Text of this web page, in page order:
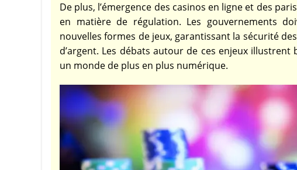
De plus, l’émergence des casinos en ligne et des
en matière de régulation. Les gouvernements
nouvelles formes de jeux, garantissant la sécurité
d’argent. Les débats autour de ces enjeux
un monde de plus en plus numérique.